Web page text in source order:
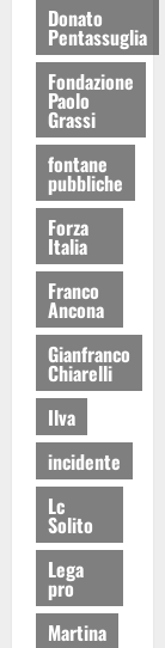
Donato
Pentassuglia
Fondazione
Paolo
Grassi
fontane
pubbliche
Forza
Italia
Franco
Ancona
Gianfranco
Chiarelli
Ilva
incidente
Lc
Solito
Lega
pro
Martina